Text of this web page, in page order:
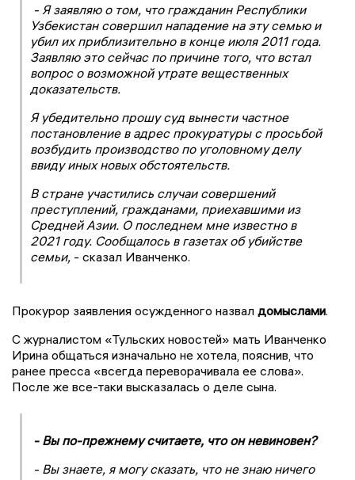
- Я заявляю о том, что гражданин Республики
Узбекистан совершил нападение на эту семью и
убил их приблизительно в конце июля 2011 года.
Заявляю это сейчас по причине того, что встал
вопрос о возможной утрате вещественных
доказательств.
Я убедительно прошу суд вынести частное
постановление в адрес прокуратуры с просьбой
возбудить производство по уголовному делу
ввиду иных новых обстоятельств.
В стране участились случаи совершений
преступлений, гражданами, приехавшими из
Средней Азии. О последнем мне известно в
2021 году. Сообщалось в газетах об убийстве
семьи, - сказал Иванченко.
Прокурор заявления осужденного назвал домыслами.
С журналистом «Тульских новостей» мать Иванченко
Ирина общаться изначально не хотела, пояснив, что
ранее пресса «всегда переворачивала ее слова».
После же все-таки высказалась о деле сына.
- Вы по-прежнему считаете, что он невиновен?
- Вы знаете, я могу сказать, что не знаю ничего